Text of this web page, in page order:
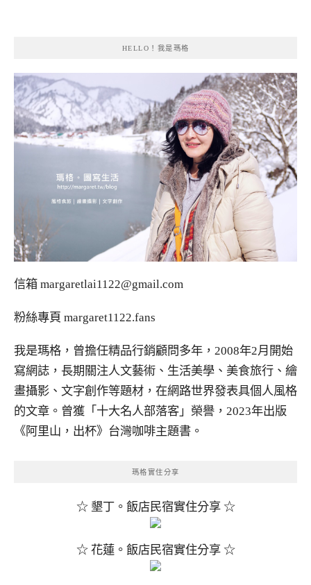
HELLO！我是瑪格
信箱 margaretlai1122@gmail.com
粉絲專頁 margaret1122.fans
我是瑪格，曾擔任精品行銷顧問多年，2008年2月開始
寫網誌，長期關注人文藝術、生活美學、美食旅行、繪
畫攝影、文字創作等題材，在網路世界發表具個人風格
的文章。曾獲「十大名人部落客」榮譽，2023年出版
《阿里山，出杯》台灣咖啡主題書。
瑪格實住分享
☆ 墾丁。飯店民宿實住分享 ☆
☆ 花蓮。飯店民宿實住分享 ☆